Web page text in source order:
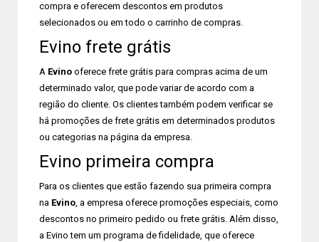
compra e oferecem descontos em produtos
selecionados ou em todo o carrinho de compras.
Evino frete grátis
A Evino oferece frete grátis para compras acima de um
determinado valor, que pode variar de acordo com a
região do cliente. Os clientes também podem verificar se
há promoções de frete grátis em determinados produtos
ou categorias na página da empresa.
Evino primeira compra
Para os clientes que estão fazendo sua primeira compra
na Evino, a empresa oferece promoções especiais, como
descontos no primeiro pedido ou frete grátis. Além disso,
a Evino tem um programa de fidelidade, que oferece